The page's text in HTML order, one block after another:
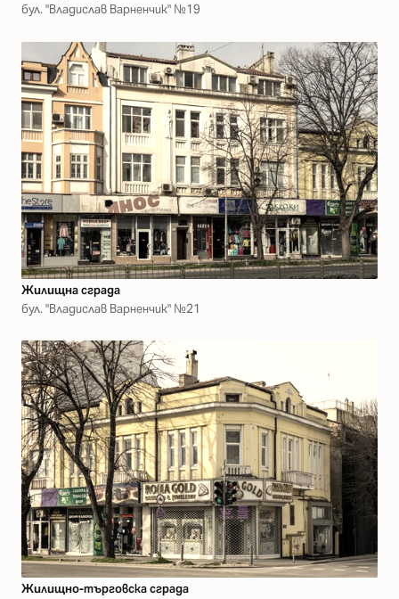
бул. "Владислав Варненчик" №19
Жилищна сграда
бул. "Владислав Варненчик" №21
Жилищно-търговска сграда